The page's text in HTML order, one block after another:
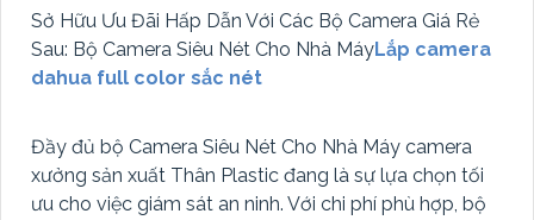
Sở Hữu Ưu Đãi Hấp Dẫn Với Các Bộ Camera Giá Rẻ
Sau: Bộ Camera Siêu Nét Cho Nhà MáyLắp camera
dahua full color sắc nét
Đầy đủ bộ Camera Siêu Nét Cho Nhà Máy camera
xưởng sản xuất Thân Plastic đang là sự lựa chọn tối
ưu cho việc giám sát an ninh. Với chi phí phù hợp, bộ